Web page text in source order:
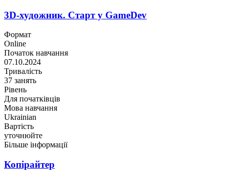
3D-художник. Старт у GameDev
Формат
Online
Початок навчання
07.10.2024
Тривалість
37 занять
Рівень
Для початківців
Мова навчання
Ukrainian
Вартість
уточнюйте
Більше інформації
Копірайтер